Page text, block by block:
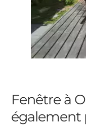
Fenêtre à
également